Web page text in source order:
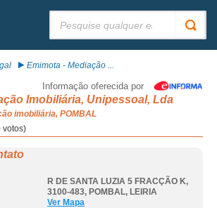
Emimota - Mediação ...
Informação oferecida por
Imobiliária, Unipessoal, Lda
imobiliária, POMBAL
votos)
R DE SANTA LUZIA 5 FRACÇÃO K,
3100-483, POMBAL, LEIRIA
Ver Mapa